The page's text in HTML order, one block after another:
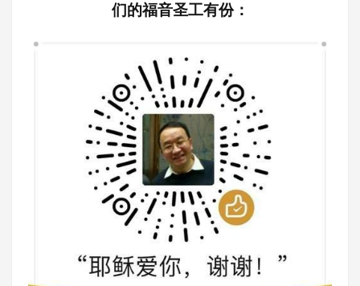
们的福音圣工有份：